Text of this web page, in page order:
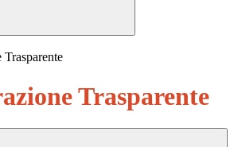
Trasparente